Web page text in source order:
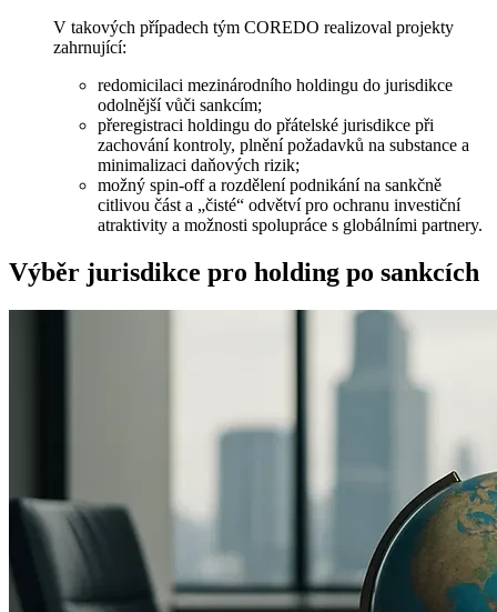
V takových případech tým COREDO realizoval projekty
zahrnující:
redomicilaci mezinárodního holdingu do jurisdikce
odolnější vůči sankcím;
přeregistraci holdingu do přátelské jurisdikce při
zachování kontroly, plnění požadavků na substance a
minimalizaci daňových rizik;
možný spin‑off a rozdělení podnikání na sankčně
citlivou část a „čisté“ odvětví pro ochranu investiční
atraktivity a možnosti spolupráce s globálními partnery.
Výběr jurisdikce pro holding po sankcích